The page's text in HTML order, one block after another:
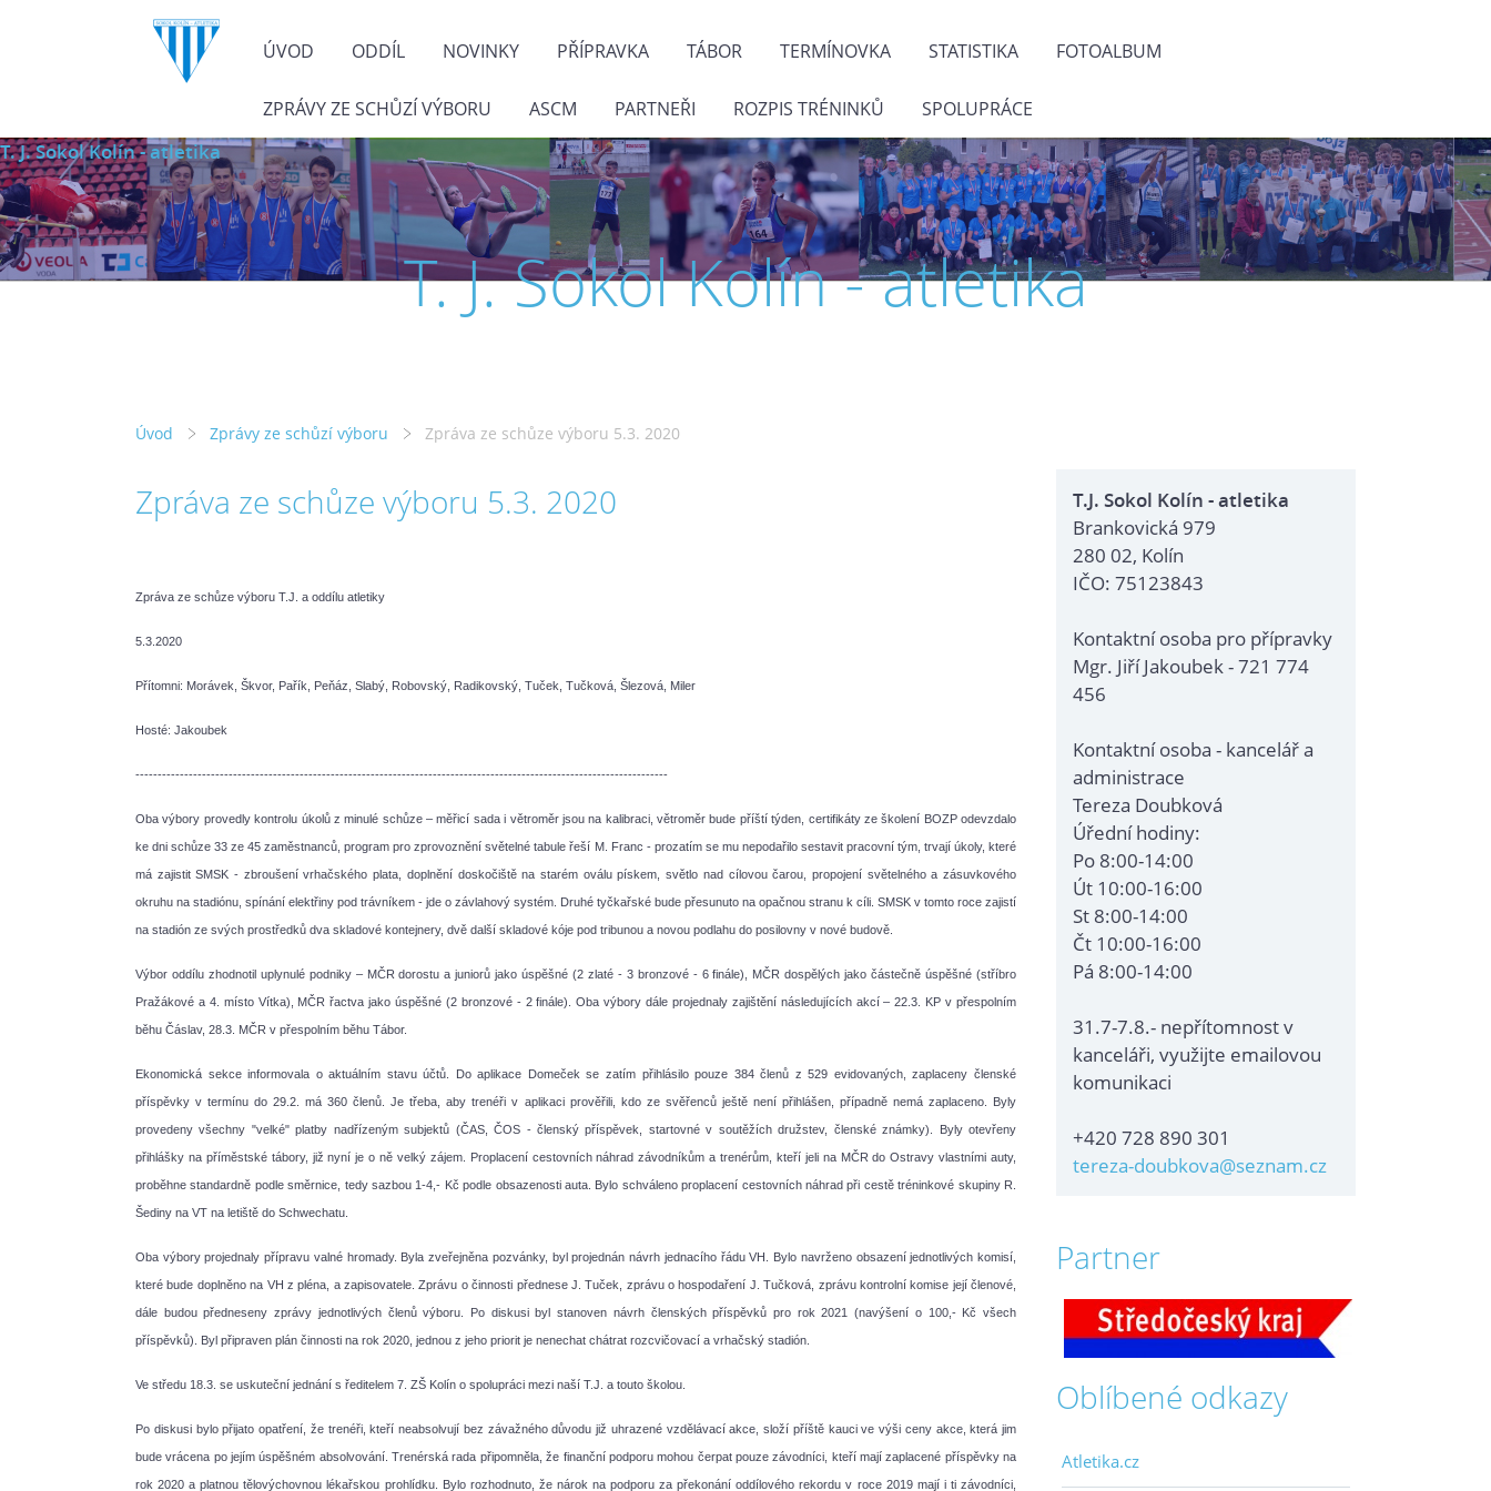
ÚVOD ODDÍL NOVINKY PŘÍPRAVKA TÁBOR TERMÍNOVKA STATISTIKA FOTOALBUM
ZPRÁVY ZE SCHŮZÍ VÝBORU ASCM PARTNEŘI ROZPIS TRÉNINKŮ SPOLUPRÁCE
T. J. Sokol Kolín - atletika
T. J. Sokol Kolín - atletika
Úvod Zprávy ze schůzí výboru Zpráva ze schůze výboru 5.3. 2020
T.J. Sokol Kolín - atletika
Brankovická 979
280 02, Kolín
IČO: 75123843
Kontaktní osoba pro přípravky
Mgr. Jiří Jakoubek - 721 774
456
Kontaktní osoba - kancelář a
administrace
Tereza Doubková
Úřední hodiny:
Po 8:00-14:00
Út 10:00-16:00
St 8:00-14:00
Čt 10:00-16:00
Pá 8:00-14:00
31.7-7.8.- nepřítomnost v
kanceláři, využijte emailovou
komunikaci
+420 728 890 301
tereza-doubkova@seznam.cz
Partner
Oblíbené odkazy
Atletika.cz
Zpráva ze schůze výboru 5.3. 2020
Zpráva ze schůze výboru T.J. a oddílu atletiky
5.3.2020
Přítomni: Morávek, Škvor, Pařík, Peňáz, Slabý, Robovský, Radikovský, Tuček, Tučková, Šlezová, Miler
Hosté: Jakoubek
------------------------------------------------------------------------------------------------------------------------
Oba výbory provedly kontrolu úkolů z minulé schůze – měřicí sada i větroměr jsou na kalibraci, větroměr bude příští týden, certifikáty ze školení BOZP odevzdalo
ke dni schůze 33 ze 45 zaměstnanců, program pro zprovoznění světelné tabule řeší M. Franc - prozatím se mu nepodařilo sestavit pracovní tým, trvají úkoly, které
má zajistit SMSK - zbroušení vrhačského plata, doplnění doskočiště na starém oválu pískem, světlo nad cílovou čarou, propojení světelného a zásuvkového
okruhu na stadiónu, spínání elektřiny pod trávníkem - jde o závlahový systém. Druhé tyčkařské bude přesunuto na opačnou stranu k cíli. SMSK v tomto roce zajistí
na stadión ze svých prostředků dva skladové kontejnery, dvě další skladové kóje pod tribunou a novou podlahu do posilovny v nové budově.
Výbor oddílu zhodnotil uplynulé podniky – MČR dorostu a juniorů jako úspěšné (2 zlaté - 3 bronzové - 6 finále), MČR dospělých jako částečně úspěšné (stříbro
Pražákové a 4. místo Vítka), MČR řactva jako úspěšné (2 bronzové - 2 finále).Oba výbory dále projednaly zajištění následujících akcí – 22.3. KP v přespolním
běhu Čáslav, 28.3. MČR v přespolním běhu Tábor.
Ekonomická sekce informovala o aktuálním stavu účtů. Do aplikace Domeček se zatím přihlásilo pouze 384 členů z 529 evidovaných, zaplaceny členské
příspěvky v termínu do 29.2. má 360 členů. Je třeba, aby trenéři v aplikaci prověřili, kdo ze svěřenců ještě není přihlášen, případně nemá zaplaceno. Byly
provedeny všechny "velké" platby nadřízeným subjektů (ČAS, ČOS - členský příspěvek, startovné v soutěžích družstev, členské známky). Byly otevřeny
přihlášky na příměstské tábory, již nyní je o ně velký zájem. Proplacení cestovních náhrad závodníkům a trenérům, kteří jeli na MČR do Ostravy vlastními auty,
proběhne standardně podle směrnice, tedy sazbou 1-4,- Kč podle obsazenosti auta. Bylo schváleno proplacení cestovních náhrad při cestě tréninkové skupiny R.
Šediny na VT na letiště do Schwechatu.
Oba výbory projednaly přípravu valné hromady. Byla zveřejněna pozvánky, byl projednán návrh jednacího řádu VH. Bylo navrženo obsazení jednotlivých komisí,
které bude doplněno na VH z pléna, a zapisovatele. Zprávu o činnosti přednese J. Tuček, zprávu o hospodaření J. Tučková, zprávu kontrolní komise její členové,
dále budou předneseny zprávy jednotlivých členů výboru. Po diskusi byl stanoven návrh členských příspěvků pro rok 2021 (navýšení o 100,- Kč všech
příspěvků). Byl připraven plán činnosti na rok 2020, jednou z jeho priorit je nenechat chátrat rozcvičovací a vrhačský stadión.
Ve středu 18.3. se uskuteční jednání s ředitelem 7. ZŠ Kolín o spolupráci mezi naší T.J. a touto školou.
Po diskusi bylo přijato opatření, že trenéři, kteří neabsolvují bez závažného důvodu již uhrazené vzdělávací akce, složí příště kauci ve výši ceny akce, která jim
bude vrácena po jejím úspěšném absolvování. Trenérská rada připomněla, že finanční podporu mohou čerpat pouze závodníci, kteří mají zaplacené příspěvky na
rok 2020 a platnou tělovýchovnou lékařskou prohlídku. Bylo rozhodnuto, že nárok na podporu za překonání oddílového rekordu v roce 2019 mají i ti závodníci,